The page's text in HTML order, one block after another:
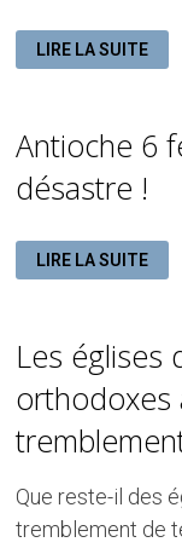
L’IDENTITÉ
ETHNIQUE
DES
LIRE LA SUITE
Antioche 6
désastre !
ANTIOCHE
6
FÉVRIER
DÉSASTRE
!
LIRE LA SUITE
Les églises
orthodoxes
Que reste-il des
tremblement de